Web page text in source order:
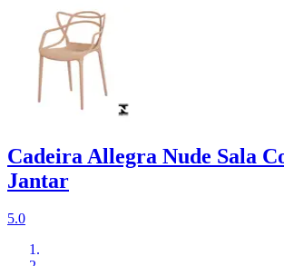
Cadeira Allegra Nude Sala
Jantar
5.0